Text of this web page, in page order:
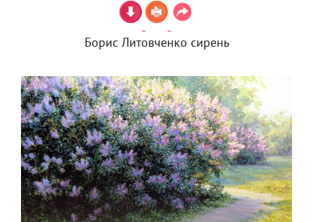
Борис Литовченко сирень